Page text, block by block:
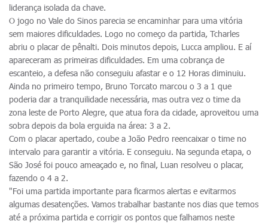
liderança isolada da chave.
O jogo no Vale do Sinos parecia se encaminhar para uma vitória
sem maiores dificuldades. Logo no começo da partida, Tcharles
abriu o placar de pênalti. Dois minutos depois, Lucca ampliou. E aí
apareceram as primeiras dificuldades. Em uma cobrança de
escanteio, a defesa não conseguiu afastar e o 12 Horas diminuiu.
Ainda no primeiro tempo, Bruno Torcato marcou o 3 a 1 que
poderia dar a tranquilidade necessária, mas outra vez o time da
zona leste de Porto Alegre, que atua fora da cidade, aproveitou uma
sobra depois da bola erguida na área: 3 a 2.
Com o placar apertado, coube a João Pedro reencaixar o time no
intervalo para garantir a vitória. E conseguiu. Na segunda etapa, o
São José foi pouco ameaçado e, no final, Luan resolveu o placar,
fazendo o 4 a 2.
"Foi uma partida importante para ficarmos alertas e evitarmos
algumas desatenções. Vamos trabalhar bastante nos dias que temos
até a próxima partida e corrigir os pontos que falhamos neste